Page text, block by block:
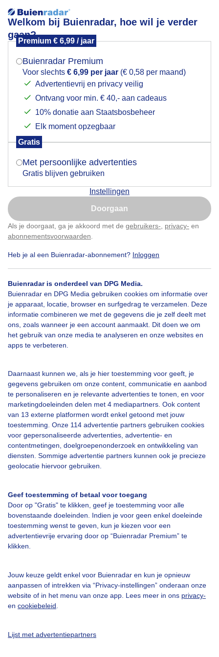
Welkom bij Buienradar, hoe wil je verder
gaan?
Premium € 6,99 / jaar
Buienradar Premium
Voor slechts € 6,99 per jaar (€ 0,58 per maand)
Advertentievrij en privacy veilig
Ontvang voor min. € 40,- aan cadeaus
10% donatie aan Staatsbosbeheer
Elk moment opzegbaar
Gratis
Met persoonlijke advertenties
Gratis blijven gebruiken
Instellingen
Doorgaan
Als je doorgaat, ga je akkoord met de gebruikers- privacy- en
abonnementsvoorwaarden
Heb je al een Buienradar-abonnement? Inloggen
Buienradar is onderdeel van DPG Media.
Buienradar en DPG Media gebruiken cookies om informatie over
je apparaat, locatie, browser en surfgedrag te verzamelen. Deze
informatie combineren we met de gegevens die je zelf deelt met
ons, zoals wanneer je een account aanmaakt. Dit doen we om
het gebruik van onze media te analyseren en onze websites en
apps te verbeteren.
Daarnaast kunnen we, als je hier toestemming voor geeft, je
gegevens gebruiken om onze content, communicatie en aanbod
te personaliseren en je relevante advertenties te tonen, en voor
marketingdoeleinden delen met 4 mediapartners. Ook content
van 13 externe platformen wordt enkel getoond met jouw
toestemming. Onze 114 advertentie partners gebruiken cookies
voor gepersonaliseerde advertenties, advertentie- en
contentmetingen, doelgroepenonderzoek en ontwikkeling van
diensten. Sommige advertentie partners kunnen ook je precieze
geolocatie hiervoor gebruiken.
Geef toestemming of betaal voor toegang
Door op "Gratis" te klikken, geef je toestemming voor alle
bovenstaande doeleinden. Indien je voor geen enkel doeleinde
toestemming wenst te geven, kun je kiezen voor een
advertentievrije ervaring door op “Buienradar Premium” te
klikken.
Jouw keuze geldt enkel voor Buienradar en kun je opnieuw
aanpassen of intrekken via “Privacy-instellingen” onderaan onze
website of in het menu van onze app. Lees meer in ons privacy-
en cookiebeleid
Lijst met advertentiepartners
Zon bewolking en weerspiegeling in het water in
Zuidhorn
Door: Arnout Bolt Gemaakt: 18-05-2026, 58x bekeken
Bekijk slideshow
Een moment geduld aub...
Over Buienradar
Bedrijfsgegevens
Veelgestelde vragen
Contact
Toegankelijkheid
Adverteren
Privacy beleid
Gratis weerdata
@BuienradarNL
Mogen we je locatie gebruiken voor het
Indien je hier nog geen akkoord op hebt gegeven,
verschijnt er zo een pop-up uit je browser waarin
Is goed, toon de popup
Nu niet, misschien later
Klik hierom dit aan te passen